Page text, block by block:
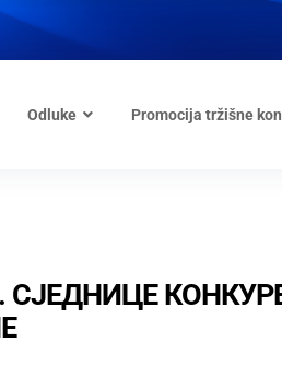
Odluke Promocija tržišne